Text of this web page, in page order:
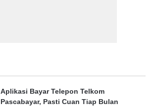
Aplikasi Bayar Telepon Telkom
Pascabayar, Pasti Cuan Tiap Bulan